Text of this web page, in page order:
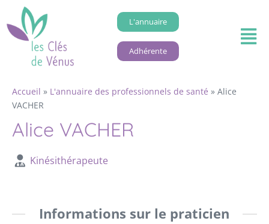
L'annuaire
Adhérente
Accueil » L'annuaire des professionnels de santé » Alice
VACHER
Alice VACHER
Kinésithérapeute
Informations sur le praticien